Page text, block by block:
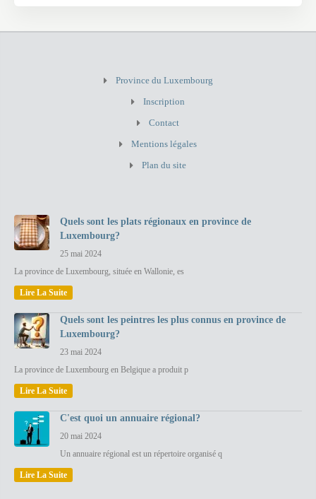
Province du Luxembourg
Inscription
Contact
Mentions légales
Plan du site
Quels sont les plats régionaux en province de
Luxembourg?
25 mai 2024
La province de Luxembourg, située en Wallonie, es
Lire La Suite
Quels sont les peintres les plus connus en province de
Luxembourg?
23 mai 2024
La province de Luxembourg en Belgique a produit p
Lire La Suite
C'est quoi un annuaire régional?
20 mai 2024
Un annuaire régional est un répertoire organisé q
Lire La Suite